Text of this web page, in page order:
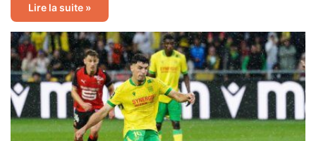
Lire la suite »